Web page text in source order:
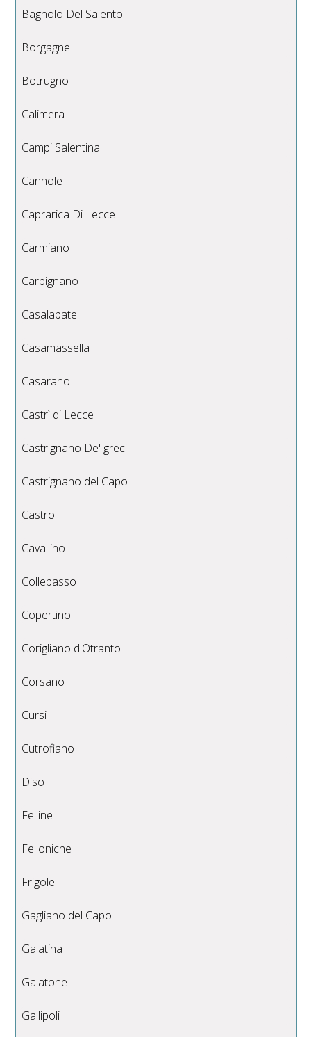
Bagnolo Del Salento
Borgagne
Botrugno
Calimera
Campi Salentina
Cannole
Caprarica Di Lecce
Carmiano
Carpignano
Casalabate
Casamassella
Casarano
Castrì di Lecce
Castrignano De' greci
Castrignano del Capo
Castro
Cavallino
Collepasso
Copertino
Corigliano d'Otranto
Corsano
Cursi
Cutrofiano
Diso
Felline
Felloniche
Frigole
Gagliano del Capo
Galatina
Galatone
Gallipoli